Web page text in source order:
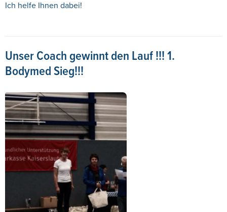
Ich helfe Ihnen dabei!
Unser Coach gewinnt den Lauf !!! 1.
Bodymed Sieg!!!